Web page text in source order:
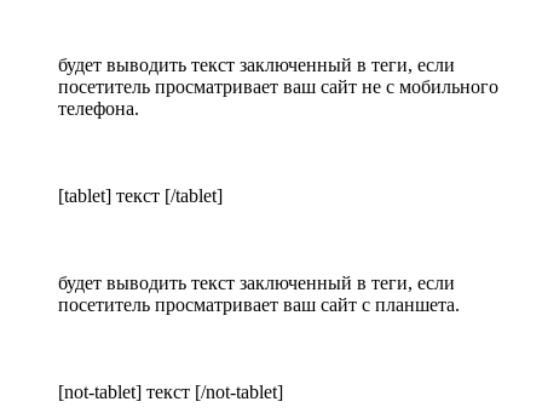
будет выводить текст заключенный в теги, если
посетитель просматривает ваш сайт не с мобильного
телефона.
[tablet] текст [/tablet]
будет выводить текст заключенный в теги, если
посетитель просматривает ваш сайт с планшета.
[not-tablet] текст [/not-tablet]